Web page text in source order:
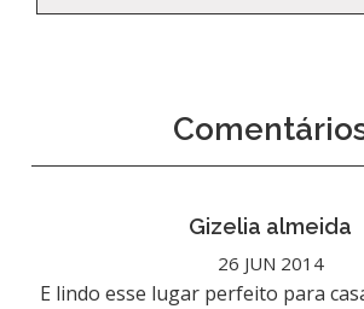
Gizelia almeida
26 JUN 2014
E lindo esse lugar perfeito para